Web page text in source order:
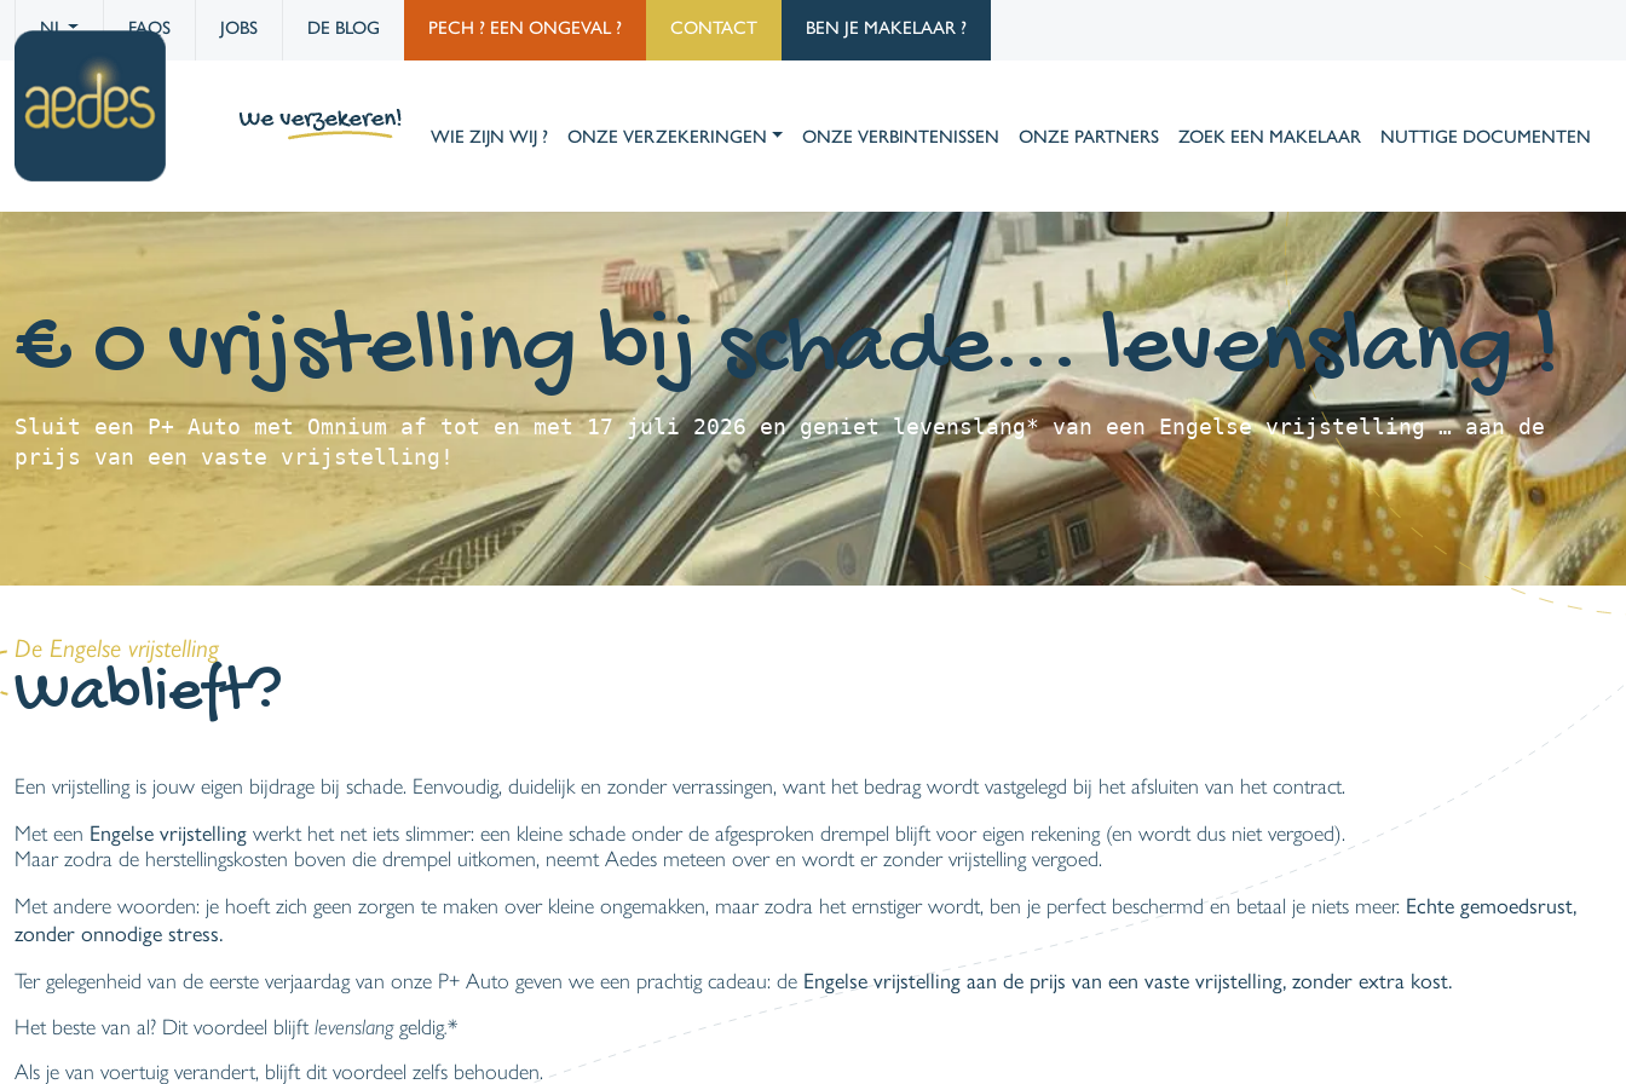
NL FAQS JOBS DE BLOG PECH ? EEN ONGEVAL ? CONTACT BEN JE MAKELAAR ?
WIE ZIJN WIJ ? ONZE VERZEKERINGEN ONZE VERBINTENISSEN ONZE PARTNERS ZOEK EEN MAKELAAR NUTTIGE DOCUMENTEN
€ 0 vrijstelling bij schade... levenslang !
Sluit een P+ Auto met Omnium af tot en met 17 juli 2026 en geniet levenslang* van een Engelse vrijstelling … aan de
prijs van een vaste vrijstelling!
De Engelse vrijstelling
Wablieft?
Een vrijstelling is jouw eigen bijdrage bij schade. Eenvoudig, duidelijk en zonder verrassingen, want het bedrag wordt vastgelegd bij het afsluiten van het contract.
Met een Engelse vrijstelling werkt het net iets slimmer: een kleine schade onder de afgesproken drempel blijft voor eigen rekening (en wordt dus niet vergoed).
Maar zodra de herstellingskosten boven die drempel uitkomen, neemt Aedes meteen over en wordt er zonder vrijstelling vergoed.
Met andere woorden: je hoeft zich geen zorgen te maken over kleine ongemakken, maar zodra het ernstiger wordt, ben je perfect beschermd en betaal je niets meer. Echte gemoedsrust,
zonder onnodige stress.
Ter gelegenheid van de eerste verjaardag van onze P+ Auto geven we een prachtig cadeau: de Engelse vrijstelling aan de prijs van een vaste vrijstelling, zonder extra kost.
Het beste van al? Dit voordeel blijftlevenslanggeldig.*
Als je van voertuig verandert, blijft dit voordeel zelfs behouden.